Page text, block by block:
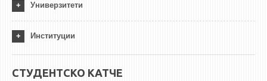
Универзитети
Институции
СТУДЕНТСКО КАТЧЕ